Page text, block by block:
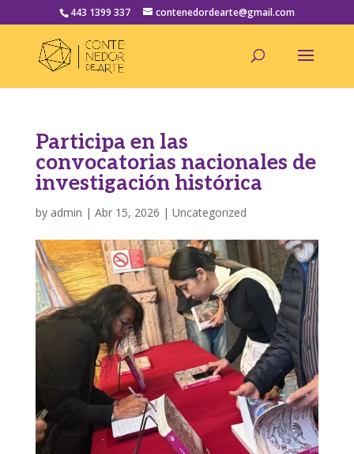
443 1399 337 contenedordearte@gmail.com
Participa en las
convocatorias nacionales de
investigación histórica
by admin | Abr 15, 2026 | Uncategorized